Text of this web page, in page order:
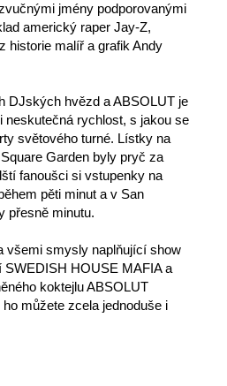
jmény podporovanými
americký raper Jay-Z,
historie malíř a grafik Andy
DJských hvězd a ABSOLUT je
neskutečná rychlost, s jakou se
světového turné. Lístky na
Garden byly pryč za
fanoušci si vstupenky na
pěti minut a v San
přesně minutu.
všemi smysly naplňující show
HOUSE MAFIA a
koktejlu ABSOLUT
můžete zcela jednoduše i